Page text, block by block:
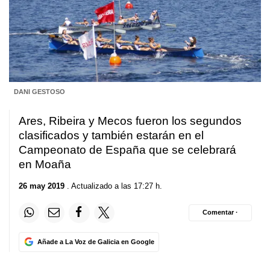
DANI GESTOSO
Ares, Ribeira y Mecos fueron los segundos
clasificados y también estarán en el
Campeonato de España que se celebrará
en Moaña
26 may 2019 . Actualizado a las 17:27 h.
Añade a La Voz de Galicia en Google
Comentar ·